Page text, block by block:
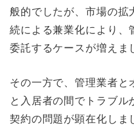
般的でしたが、市場の拡
続による兼業化により、
委託するケースが増えま
その一方で、管理業者と
と入居者の間でトラブル
契約の問題が顕在化しま